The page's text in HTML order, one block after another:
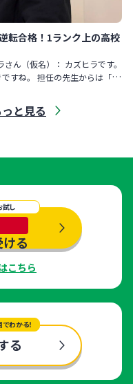
転合格！1ランク上の高校
ん（仮名）： カズヒラです。
すね。 担任の先生からは「勝
と見る
試し
る
こちら
わかる！
る